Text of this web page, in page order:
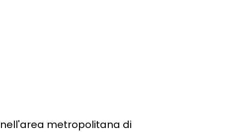
metropolitana di